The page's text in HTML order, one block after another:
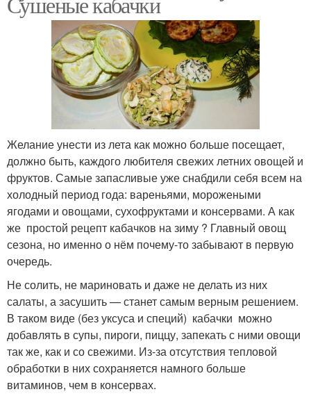
Желание унести из лета как можно больше посещает,
должно быть, каждого любителя свежих летних овощей и
фруктов. Самые запасливые уже снабдили себя всем на
холодный период года: вареньями, морожеными
ягодами и овощами, сухофруктами и консервами. А как
же простой рецепт кабачков на зиму ? Главный овощ
сезона, но именно о нём почему-то забывают в первую
очередь.
Не солить, не мариновать и даже не делать из них
салаты, а засушить — станет самым верным решением.
В таком виде (без уксуса и специй) кабачки можно
добавлять в супы, пироги, пиццу, запекать с ними овощи
так же, как и со свежими. Из-за отсутствия тепловой
обработки в них сохраняется намного больше
витаминов, чем в консервах.